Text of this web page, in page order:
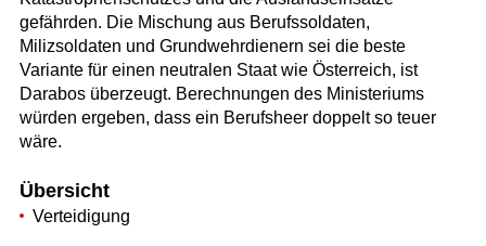
gefährden. Die Mischung aus Berufssoldaten,
Milizsoldaten und Grundwehrdienern sei die beste
Variante für einen neutralen Staat wie Österreich, ist
Darabos überzeugt. Berechnungen des Ministeriums
würden ergeben, dass ein Berufsheer doppelt so teuer
wäre.
Übersicht
Verteidigung